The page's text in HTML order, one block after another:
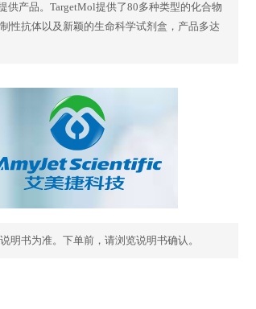
供产品。TargetMol提供了80多种类型的化合物
性抗体以及新颖的生命科学试剂盒，产品多达
明书为准。下单前，请浏览说明书确认。